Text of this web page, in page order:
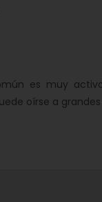
es muy activo
oírse a